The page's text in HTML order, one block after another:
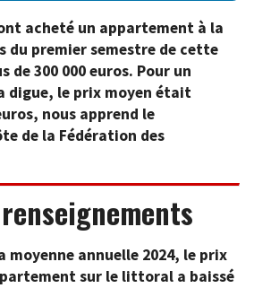
acheté un appartement à la
du premier semestre de cette
de 300 000 euros. Pour un
digue, le prix moyen était
nous apprend le
de la Fédération des
moyenne annuelle 2024, le prix
sur le littoral a baissé